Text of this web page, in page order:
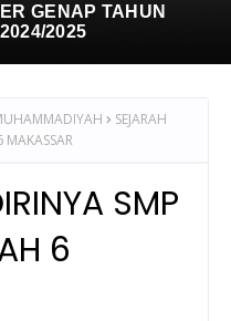
GENAP TAHUN
2025
SEJARAH
SMP
6